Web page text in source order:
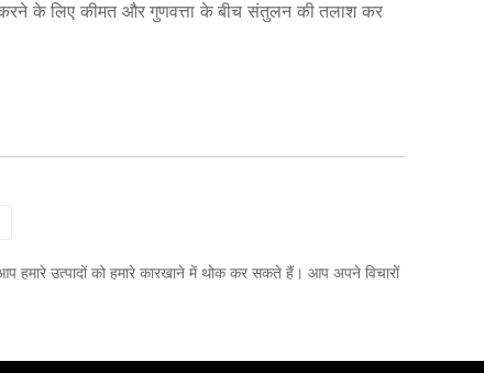
करने के लिए कीमत और गुणवत्ता के बीच संतुलन की तलाश कर
उत्पादों को हमारे कारखाने में थोक कर सकते हैं। आप अपने विचारों